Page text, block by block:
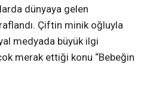
dünyaya gelen
Çiftin minik oğluyla
medyada büyük ilgi
merak ettiği konu “Bebeğin